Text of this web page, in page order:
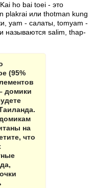
ho bai toei - это
plakrai или thotman kung
yam - салаты, tomyam -
называются salim, thap-
(95%
домики
на
что